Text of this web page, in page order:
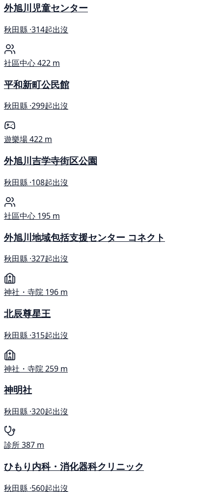
外旭川児童センター
秋田縣 ·314起出沒
社區中心422 m
平和新町公民館
秋田縣 ·299起出沒
遊樂場422 m
外旭川吉学寺街区公園
秋田縣 ·108起出沒
社區中心 195 m
外旭川地域包括支援センター コネクト
秋田縣 ·327起出沒
神社・寺院 196 m
北辰尊星王
秋田縣 ·315起出沒
神社・寺院259 m
神明社
秋田縣 ·320起出沒
診所387 m
ひもり内科・消化器科クリニック
秋田縣 ·560起出沒